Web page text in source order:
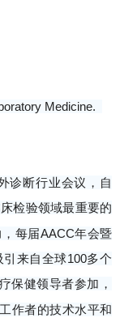
Medicine.
诊断行业会议，自
检验领域最重要的
每届AACC年会暨
来自全球100多个
保健领导者参加，
作者的技术水平和